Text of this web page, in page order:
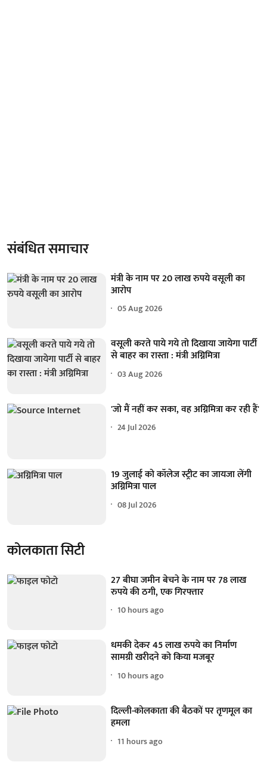
संबंधित समाचार
मंत्री के नाम पर 20 लाख रुपये वसूली का
आरोप
05 Aug 2026
वसूली करते पाये गये तो दिखाया जायेगा पार्टी
से बाहर का रास्ता : मंत्री अग्निमित्रा
03 Aug 2026
'जो मैं नहीं कर सका, वह अग्निमित्रा कर रही हैं'
24 Jul 2026
19 जुलाई को कॉलेज स्ट्रीट का जायजा लेंगी
अग्निमित्रा पाल
08 Jul 2026
कोलकाता सिटी
27 बीघा जमीन बेचने के नाम पर 78 लाख
रुपये की ठगी, एक गिरफ्तार
10 hours ago
धमकी देकर 45 लाख रुपये का निर्माण
सामग्री खरीदने को किया मजबूर
10 hours ago
दिल्ली-कोलकाता की बैठकों पर तृणमूल का
हमला
11 hours ago